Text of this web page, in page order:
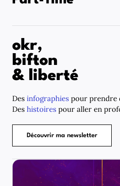
okr,
bifton
& liberté
Des infographies pour prendre
Des histoires pour aller en
Découvrir ma newsletter